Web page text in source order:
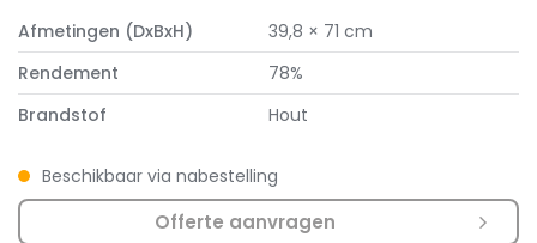
Afmetingen (DxBxH)
39,8 × 71 cm
Rendement
78%
Brandstof
Hout
Beschikbaar via nabestelling
Offerte aanvragen